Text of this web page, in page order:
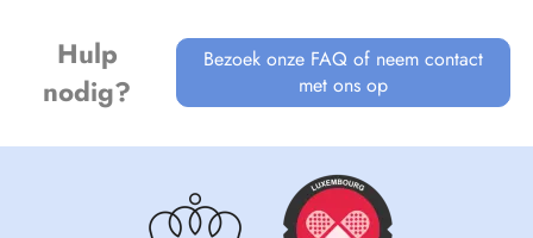
Cancellations made within 24 hours of the scheduled appointment will
incur a charge.
Hulp
nodig?
Bezoek onze FAQ of neem contact
met ons op